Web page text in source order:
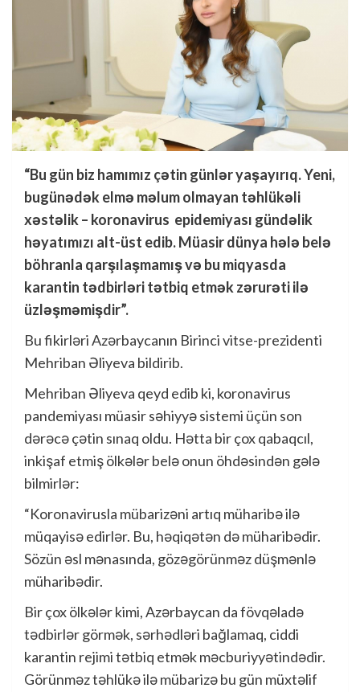
“Bu gün biz hamımız çətin günlər yaşayırıq. Yeni,
bugünədək elmə məlum olmayan təhlükəli
xəstəlik – koronavirus epidemiyası gündəlik
həyatımızı alt-üst edib. Müasir dünya hələ belə
böhranla qarşılaşmamış və bu miqyasda
karantin tədbirləri tətbiq etmək zərurəti ilə
üzləşməmişdir”.
Bu fikirləri Azərbaycanın Birinci vitse-prezidenti
Mehriban Əliyeva bildirib.
Mehriban Əliyeva qeyd edib ki, koronavirus
pandemiyası müasir səhiyyə sistemi üçün son
dərəcə çətin sınaq oldu. Hətta bir çox qabaqcıl,
inkişaf etmiş ölkələr belə onun öhdəsindən gələ
bilmirlər:
“Koronavirusla mübarizəni artıq müharibə ilə
müqayisə edirlər. Bu, həqiqətən də müharibədir.
Sözün əsl mənasında, gözəgörünməz düşmənlə
müharibədir.
Bir çox ölkələr kimi, Azərbaycan da fövqəladə
tədbirlər görmək, sərhədləri bağlamaq, ciddi
karantin rejimi tətbiq etmək məcburiyyətindədir.
Görünməz təhlükə ilə mübarizə bu gün müxtəlif